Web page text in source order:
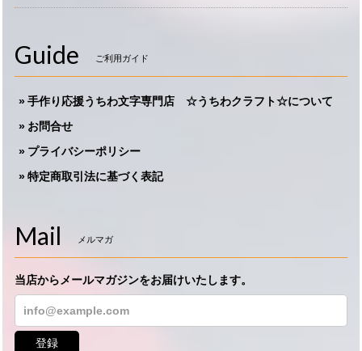
Guide ご利用ガイド
手作り応援うちわ文字専門店 ☆うちわクラフト☆について
お問合せ
プライバシーポリシー
特定商取引法に基づく表記
Mail メルマガ
当店からメールマガジンをお届けいたします。
登録